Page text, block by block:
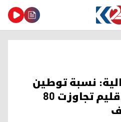
نسبة توطين
رواتب موظفي الإقليم تجاوزت 80